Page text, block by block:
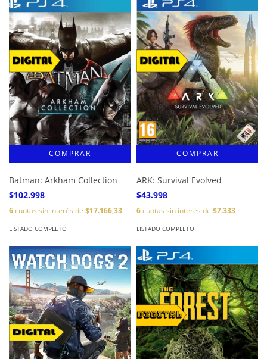
Batman: Arkham Collection
$102.998
6cuotas sin interés de $17.166,33
LISTADO COMPLETO
ARK: Survival Evolved
$43.998
6cuotas sin interés de $7.333
LISTADO COMPLETO